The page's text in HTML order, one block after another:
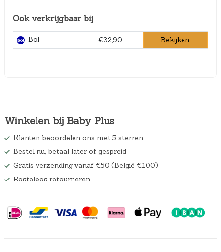
Ook verkrijgbaar bij
Bol €32,90 Bekijken
Winkelen bij Baby Plus
Klanten beoordelen ons met 5 sterren
Bestel nu, betaal later of gespreid
Gratis verzending vanaf €50 (België €100)
Kosteloos retourneren